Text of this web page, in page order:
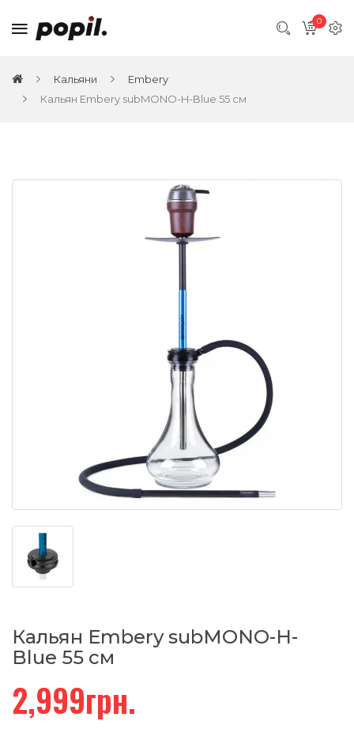
0
Кальяни
Embery
Кальян Embery subMONO-H-Blue 55 см
Кальян Embery subMONO-H-
Blue 55 см
2,999грн.